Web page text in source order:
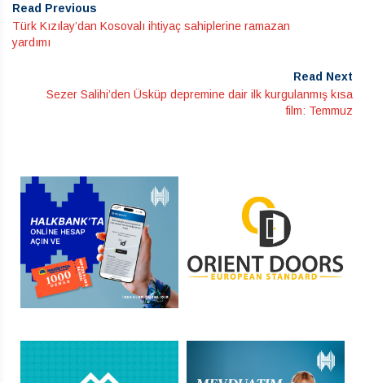
Read Previous
Türk Kızılay’dan Kosovalı ihtiyaç sahiplerine ramazan
yardımı
Read Next
Sezer Salihi’den Üsküp depremine dair ilk kurgulanmış kısa
film: Temmuz